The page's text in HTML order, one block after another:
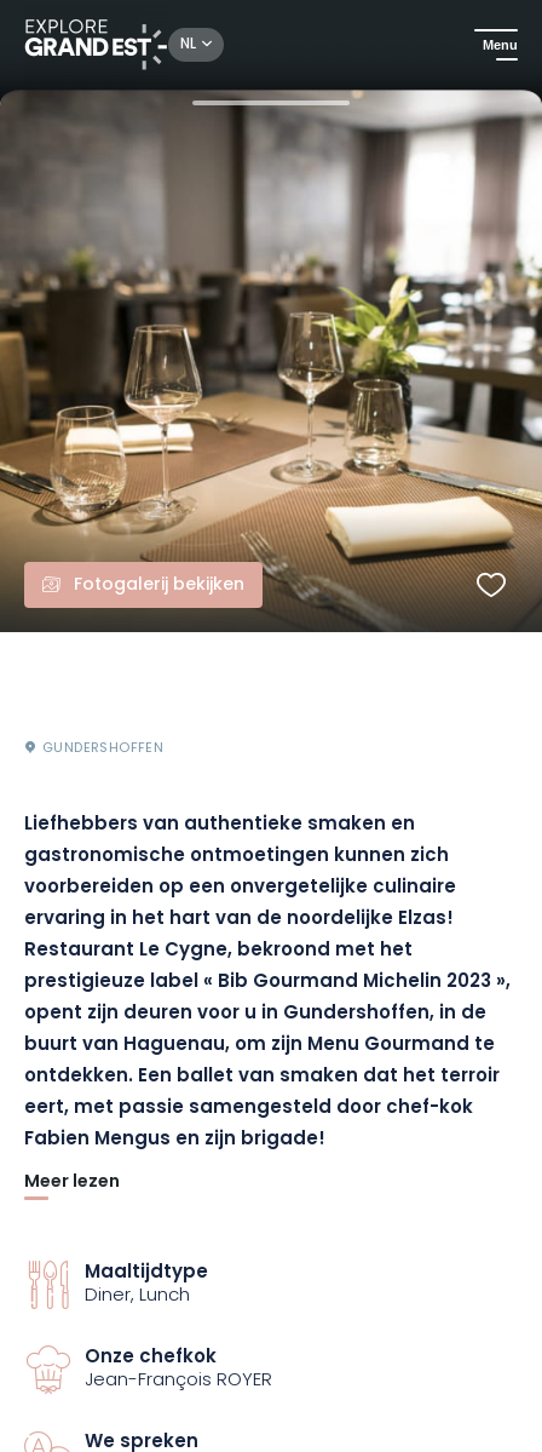
NL Menu
Kijk je ogen uit in de Grand Est Fijnproeversmenu in restaurant Le Cygne
Fotogalerij bekijken
GUNDERSHOFFEN
Liefhebbers van authentieke smaken en
gastronomische ontmoetingen kunnen zich
voorbereiden op een onvergetelijke culinaire
ervaring in het hart van de noordelijke Elzas!
Restaurant Le Cygne, bekroond met het
prestigieuze label « Bib Gourmand Michelin 2023 »,
opent zijn deuren voor u in Gundershoffen, in de
buurt van Haguenau, om zijn Menu Gourmand te
ontdekken. Een ballet van smaken dat het terroir
eert, met passie samengesteld door chef-kok
Fabien Mengus en zijn brigade!
Dit zorgvuldig samengestelde, evenwichtige menu biedt je de
voorgerecht, een vleesgerecht, een visgerecht en een
dessert. Elk gerecht is een eerbetoon aan de lokale keuken en
benadrukt de versheid en kwaliteit van zorgvuldig
Met chef-kok Fabien Mengus combineert Le Cygne traditie en
innovatie. De iconische gerechten van de chef, die zijn
Meer lezen
Maaltijdtype
Diner, Lunch
Onze chefkok
Jean-François ROYER
We spreken